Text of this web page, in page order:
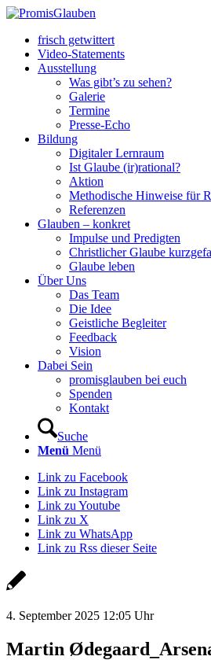
frisch getwittert
Video-Statements
Ausstellung
Was gibt’s zu sehen?
Galerie
Termine
Presse-Echo
Bildung
Digitaler Lernraum
Ist Glaube (ir)rational?
Aktion
Methodische Hinweise für
Referenzen
Glauben – konkret
Impulse und Predigten
Christlicher Glaube
Glaube leben
Über Uns
Das Team
Die Idee
Geistliche Begleiter
Feedback
Vision
Dabei Sein
promisglauben bei euch
Spenden
Kontakt
Suche
Menü Menü
Link zu Facebook
Link zu Instagram
Link zu Youtube
Link zu X
Link zu WhatsApp
Link zu Rss dieser Seite
4. September 2025 12:05 Uhr
Martin